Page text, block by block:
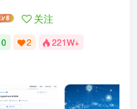
关注
0 2 221W+